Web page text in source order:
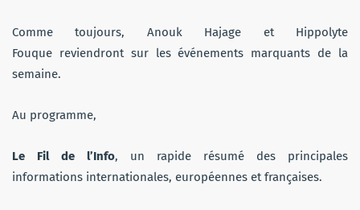
Comme toujours, Anouk Hajage et Hippolyte
Fouque reviendront sur les événements marquants de la
semaine.
Au programme,
Le Fil de l’Info, un rapide résumé des principales
informations internationales, européennes et françaises.